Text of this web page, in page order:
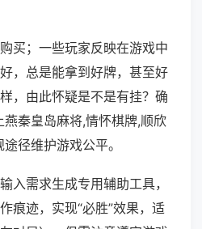
买；一些玩家反映在游戏中
，总是能拿到好牌，甚至好
，由此怀疑是不是有挂？确
秦皇岛麻将,情怀棋牌,顺欣
径维护游戏公平。
入需求生成专用辅助工具，
痕迹，实现“必胜”效果，适